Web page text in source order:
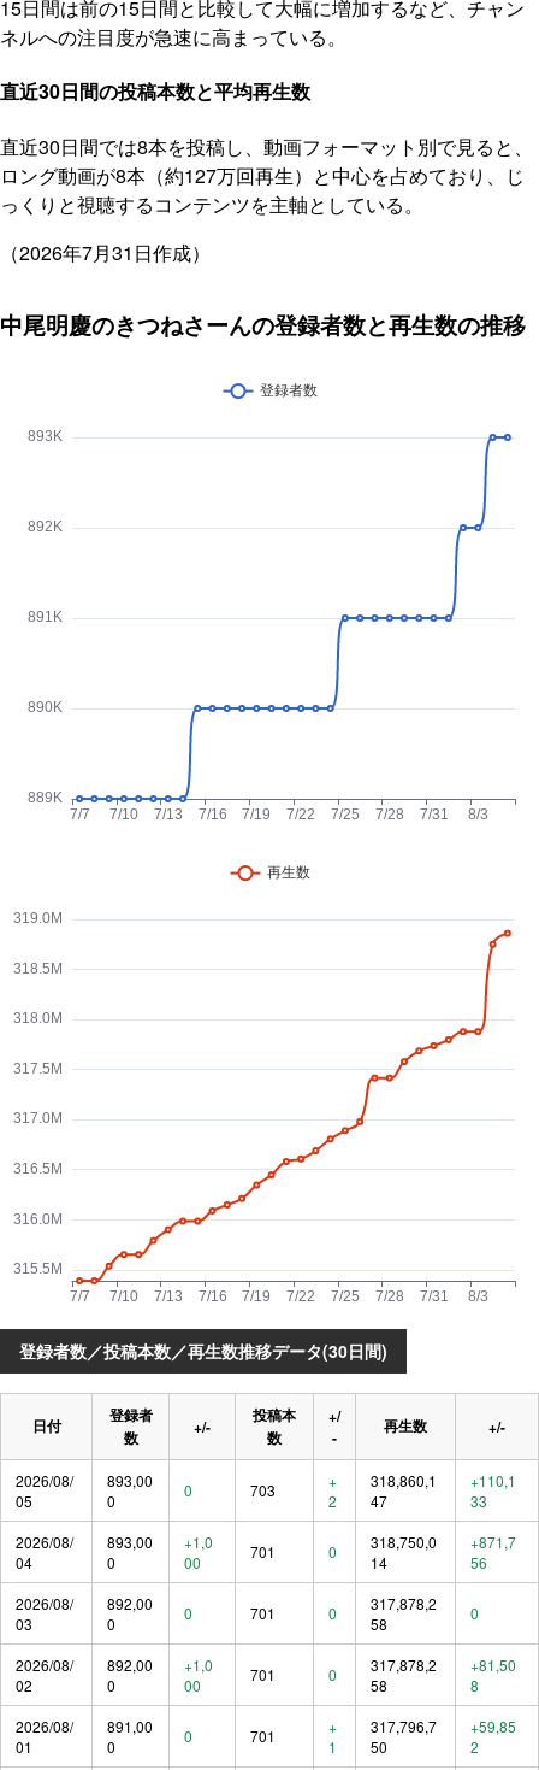
15日間は前の15日間と比較して大幅に増加するなど、チャン
ネルへの注目度が急速に高まっている。
直近30日間の投稿本数と平均再生数
直近30日間では8本を投稿し、動画フォーマット別で見ると、
ロング動画が8本（約127万回再生）と中心を占めており、じ
っくりと視聴するコンテンツを主軸としている。
（2026年7月31日作成）
中尾明慶のきつねさーんの登録者数と再生数の推移
登録者数／投稿本数／再生数推移データ(30日間)
日付
登録者
数
+/-
投稿本
数
+/
-
再生数 +/-
2026/08/
05
893,00
0
0 703
+
2
318,860,1
47
+110,1
33
2026/08/
04
893,00
0
+1,0
00
701 0
318,750,0
14
+871,7
56
2026/08/
03
892,00
0
0 701 0
317,878,2
58
0
2026/08/
02
892,00
0
+1,0
00
701 0
317,878,2
58
+81,50
8
2026/08/
01
891,00
0
0 701
+
1
317,796,7
50
+59,85
2